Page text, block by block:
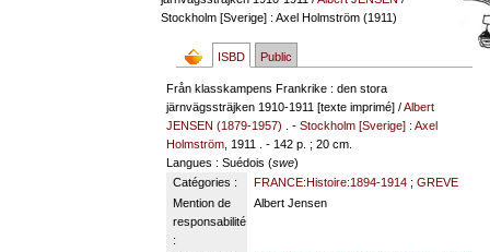
Stockholm [Sverige] : Axel Holmström (1911)
ISBD Public
Från klasskampens Frankrike : den stora
järnvägssträjken 1910-1911 [texte imprimé] /Albert
JENSEN (1879-1957)
. -Stockholm [Sverige] : Axel
Holmström , 1911 . - 142 p. ; 20 cm.
Langues : Suédois (swe)
Catégories :
FRANCE:Histoire:1894-1914; GREVE
Mention de
responsabilité
:
Albert Jensen